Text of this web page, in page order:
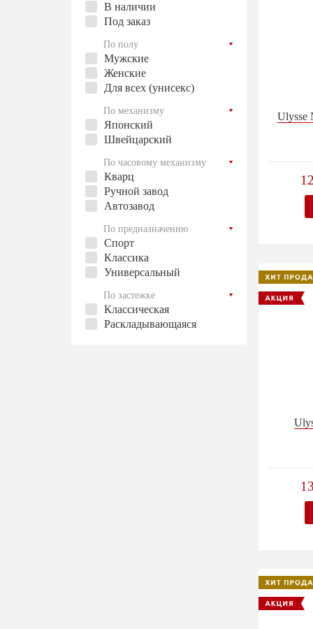
В наличии
Под заказ
По полу
Мужские
Женские
Для всех (унисекс)
По механизму
Японский
Швейцарский
По часовому механизму
Кварц
Ручной завод
Автозавод
По предназначению
Спорт
Классика
Универсальный
По застежке
Классическая
Раскладывающаяся
Ulysse